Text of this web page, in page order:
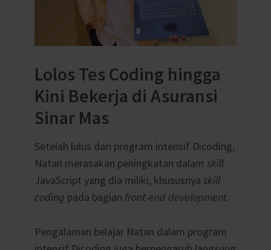
Lolos Tes Coding hingga
Kini Bekerja di Asuransi
Sinar Mas
Setelah lulus dari program intensif Dicoding,
Natan merasakan peningkatan dalam skill
JavaScript yang dia miliki, khususnya skill
coding pada bagian front-end development.
Pengalaman belajar Natan dalam program